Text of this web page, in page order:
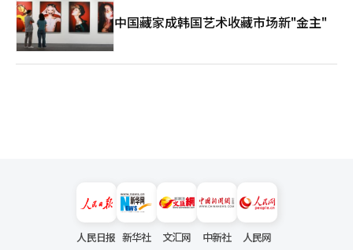
中国藏家成韩国艺术收藏市场新"金主"
人民日报 新华社 文汇网 中新社 人民网